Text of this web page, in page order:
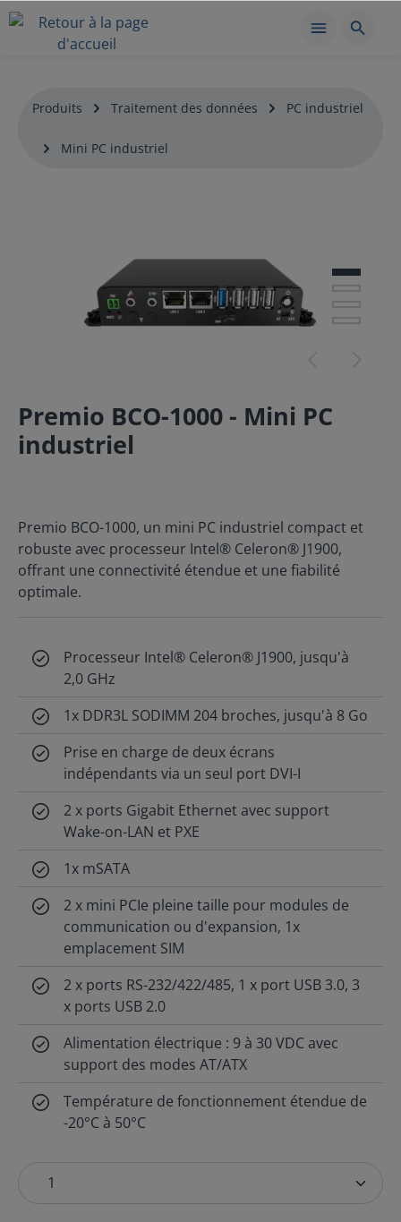
Produits Traitement des données PC industriel
Mini PC industriel
Premio BCO-1000 - Mini PC
industriel
Premio BCO-1000, un mini PC industriel compact et
robuste avec processeur Intel® Celeron® J1900,
offrant une connectivité étendue et une fiabilité
optimale.
Processeur Intel® Celeron® J1900, jusqu'à
2,0 GHz
1x DDR3L SODIMM 204 broches, jusqu'à 8 Go
Prise en charge de deux écrans
indépendants via un seul port DVI-I
2 x ports Gigabit Ethernet avec support
Wake-on-LAN et PXE
1x mSATA
2 x mini PCIe pleine taille pour modules de
communication ou d'expansion, 1x
emplacement SIM
2 x ports RS-232/422/485, 1 x port USB 3.0, 3
x ports USB 2.0
Alimentation électrique : 9 à 30 VDC avec
support des modes AT/ATX
Température de fonctionnement étendue de
-20°C à 50°C